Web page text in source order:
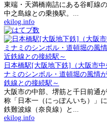
東端・天満橋南詰にある谷町線
中之島線との乗換駅。...
ekilog.info
日本橋駅[大阪地下鉄]（大阪市
ナミのシンボル・道頓堀の風情
鉄線との接続駅～
大阪市の中部、堺筋と千日前通
称「日本一（にっぽんいち）」
鉄難波線（奈良線）と...
ekilog.info